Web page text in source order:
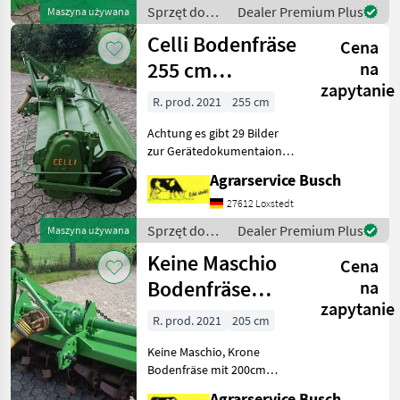
Maszyna używana
Maissatgutbeizmittel sehr
gut
Sprzęt do
uprawy roli /
Celli
Dealer Premium Plus
Maszyna używana
Celli Bodenfräse
255 cm
Arbeitsbreite
Celli Klin
Cena
na
zapytanie
R. prod. 2021
255 cm
Achtung es gibt 29 Bilder
zur Gerätedokumentaion
Tex
Agrarservice Busch
27612 Loxstedt
Sprzęt do
uprawy roli /
Celli
Dealer Premium Plus
Keine Maschio
Bodenfräse
200cm Celli
Modell E 20
Cena
na
zapytanie
R. prod. 2021
205 cm
Keine Maschio, Krone
Bodenfräse mit 200cm